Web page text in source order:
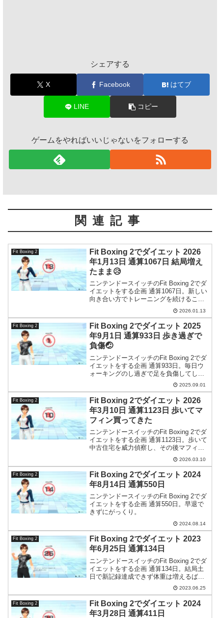
シェアする
X Facebook はてブ
LINE コピー
ゲームをやればいいじゃないをフォローする
関連記事
Fit Boxing 2
Fit Boxing 2でダイエット 2026
年1月13日 通算1067日 結局増え
たまま😥
ニンテンドースイッチのFit Boxing 2でダ
イエットをする企画 通算1067日。新しい
向き合い方でトレーニングを続けること
にしたわけですが、問題は増加した体重
2026.01.13
Fit Boxing 2
Fit Boxing 2でダイエット 2025
年9月1日 通算933日 歩き過ぎで
負傷🤕
ニンテンドースイッチのFit Boxing 2でダ
イエットをする企画 通算933日。毎日ウ
ォーキングのし過ぎで足を負傷してしま
2025.09.01
Fit Boxing 2
Fit Boxing 2でダイエット 2026
年3月10日 通算1123日 歩いてマ
フィン買ってきた
ニンテンドースイッチのFit Boxing 2でダ
イエットをする企画 通算1123日。歩いて
中古住宅を威力偵察し、その後マフィン
2026.03.10
Fit Boxing 2
Fit Boxing 2でダイエット 2024
年8月14日 通算550日
ニンテンドースイッチのFit Boxing 2でダ
イエットをする企画 通算550日。早退で
きずにがっくり。
2024.08.14
Fit Boxing 2
Fit Boxing 2でダイエット 2023
年6月25日 通算134日
ニンテンドースイッチのFit Boxing 2でダ
イエットをする企画 通算134日。結局土
日で新記録達成できず体重は増えるばか
り。どうやら今はリバウンド期のようで
2023.06.25
Fit Boxing 2
Fit Boxing 2でダイエット 2024
年3月28日 通算411日